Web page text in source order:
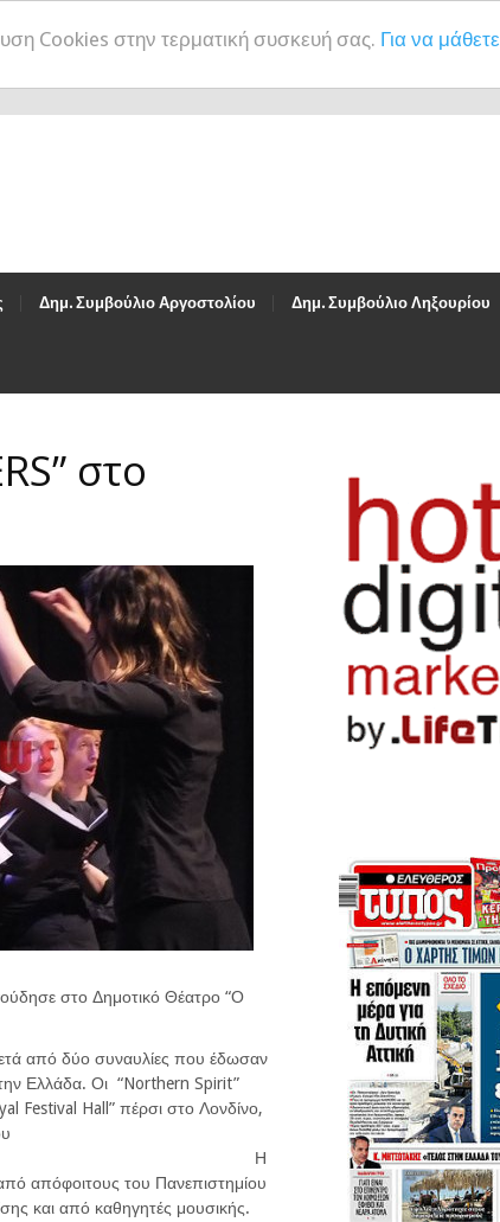
Cookies στην τερματική συσκευή σας. Για να μάθετε
Δημ. Συμβούλιο Αργοστολίου Δημ. Συμβούλιο Ληξουρίου
στο
στο Δημοτικό Θέατρο “Ο
από δύο συναυλίες που έδωσαν
Ελλάδα. Οι “Northern Spirit”
Festival Hall” πέρσι στο Λονδίνο,
Η
απόφοιτους του Πανεπιστημίου
και από καθηγητές μουσικής.